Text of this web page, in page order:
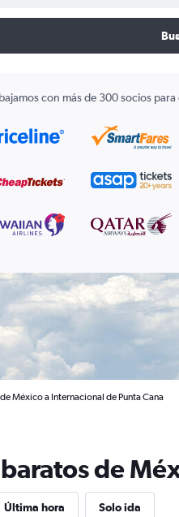
con más de 300 socios
México a Internacional de Punta Cana
de
Última hora Solo ida